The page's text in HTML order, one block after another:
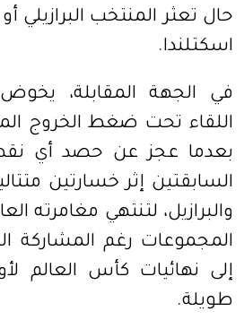
حال تعثر المنتخب البرازيلي
اسكتلندا.
في الجهة المقابلة، يخوض
اللقاء تحت ضغط الخروج
بعدما عجز عن حصد أي
السابقتين إثر خسارتين
والبرازيل، لتنتهي مغامرته
المجموعات رغم المشاركة
إلى نهائيات كأس العالم
طويلة.